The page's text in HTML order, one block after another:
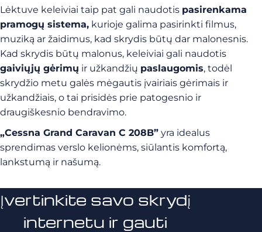
Lėktuve keleiviai taip pat gali naudotis pasirenkama
pramogų sistema, kurioje galima pasirinkti filmus,
muziką ar žaidimus, kad skrydis būtų dar malonesnis.
Kad skrydis būtų malonus, keleiviai gali naudotis
gaiviųjų gėrimų ir užkandžių paslaugomis, todėl
skrydžio metu galės mėgautis įvairiais gėrimais ir
užkandžiais, o tai prisidės prie patogesnio ir
draugiškesnio bendravimo.
„Cessna Grand Caravan C 208B” yra idealus
sprendimas verslo kelionėms, siūlantis komfortą,
lankstumą ir našumą.
Įvertinkite savo skrydį
internetu ir gauti